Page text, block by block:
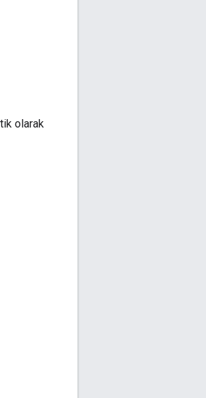
olarak